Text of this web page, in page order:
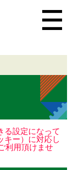
る設定になって
キー）に対応し
利用頂けませ